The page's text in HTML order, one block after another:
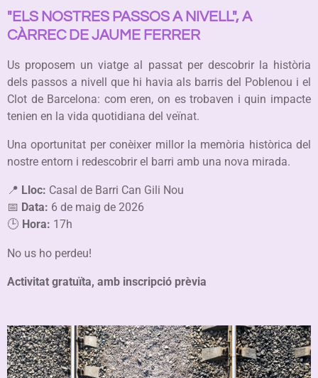
"ELS NOSTRES PASSOS A NIVELL", A
CÀRREC DE JAUME FERRER
Us proposem un viatge al passat per descobrir la història
dels passos a nivell que hi havia als barris del Poblenou i el
Clot de Barcelona: com eren, on es trobaven i quin impacte
tenien en la vida quotidiana del veïnat.
Una oportunitat per conèixer millor la memòria històrica del
nostre entorn i redescobrir el barri amb una nova mirada.
📍 Lloc: Casal de Barri Can Gili Nou
📅 Data: 6 de maig de 2026
🕒 Hora: 17h
No us ho perdeu!
Activitat gratuïta, amb inscripció prèvia